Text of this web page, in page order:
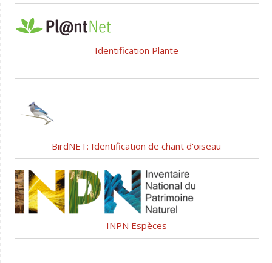
Identification Plante
BirdNET: Identification de chant d'oiseau
INPN Espèces